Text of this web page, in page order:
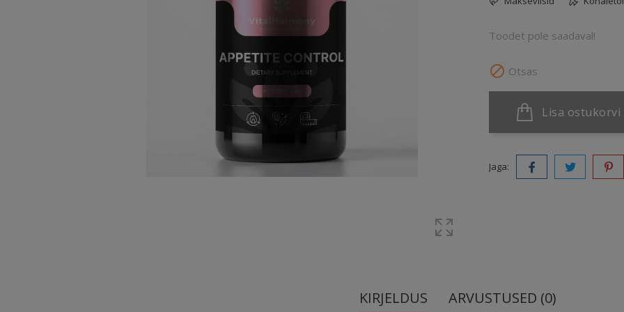
Toodet pole saadaval!
 Otsas
Lisa ostukorvi
Jaga:
KIRJELDUS ARVUSTUSED (0)